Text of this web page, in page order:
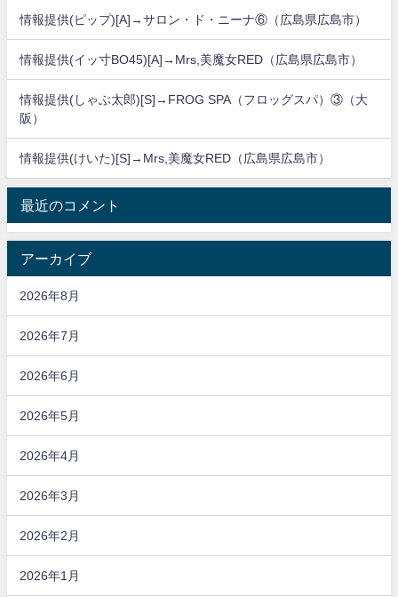
情報提供(ピップ)[A]→サロン・ド・ニーナ⑥（広島県広島市）
情報提供(イッ寸BO45)[A]→Mrs,美魔女RED（広島県広島市）
情報提供(しゃぶ太郎)[S]→FROG SPA（フロッグスパ）③（大
阪）
情報提供(けいた)[S]→Mrs,美魔女RED（広島県広島市）
最近のコメント
アーカイブ
2026年8月
2026年7月
2026年6月
2026年5月
2026年4月
2026年3月
2026年2月
2026年1月